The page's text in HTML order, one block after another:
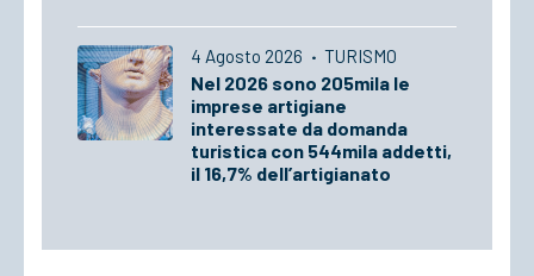
4 Agosto 2026 · TURISMO
Nel 2026 sono 205mila le
imprese artigiane
interessate da domanda
turistica con 544mila addetti,
il 16,7% dell’artigianato